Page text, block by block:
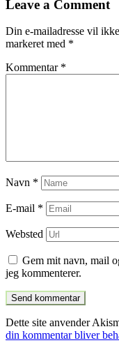
Leave a Comment
Din e-mailadresse vil
markeret med *
Kommentar *
Navn *
E-mail *
Websted
Gem mit navn, mail
jeg kommenterer.
Dette site anvender
din kommentar bliver